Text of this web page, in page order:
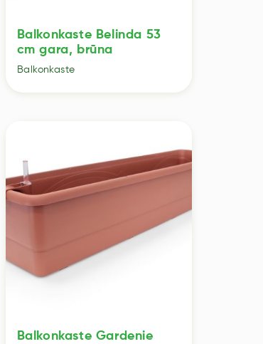
Balkonkaste Belinda 53
cm gara, brūna
Balkonkaste
Balkonkaste Gardenie